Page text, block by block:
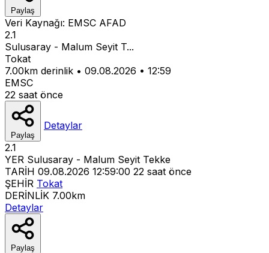
Paylaş
Veri Kaynağı: EMSC AFAD
2.1
Sulusaray - Malum Seyit T...
Tokat
7.00km derinlik • 09.08.2026 • 12:59
EMSC
22 saat önce
Paylaş
Detaylar
2.1
YER Sulusaray - Malum Seyit Tekke
TARİH 09.08.2026 12:59:00 22 saat önce
ŞEHİR Tokat
DERİNLİK 7.00km
Detaylar
Paylaş